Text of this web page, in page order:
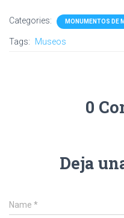
Categories: MONUMENTOS DE
Tags: Museos
0
Deja
Name *